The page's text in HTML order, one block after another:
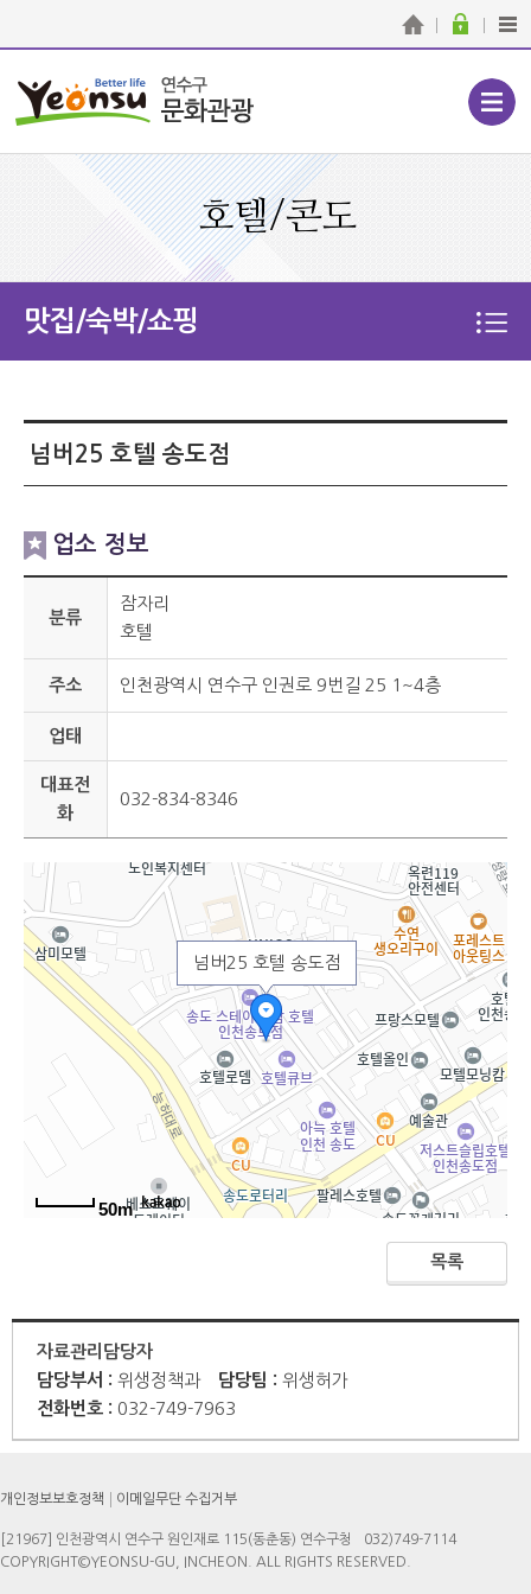
호텔/콘도
맛집/숙박/쇼핑
넘버25 호텔 송도점
업소 정보
분류
잠자리
호텔
주소 인천광역시 연수구 인권로 9번길 25 1~4층
업태
대표전
화
032-834-8346
넘버25 호텔 송도점
50m
목록
자료관리담당자
담당부서 : 위생정책과 담당팀 : 위생허가
전화번호 : 032-749-7963
개인정보보호정책 이메일무단 수집거부
[21967] 인천광역시 연수구 원인재로 115(동춘동) 연수구청
032)749-7114
COPYRIGHT©YEONSU-GU, INCHEON. ALL RIGHTS RESERVED.